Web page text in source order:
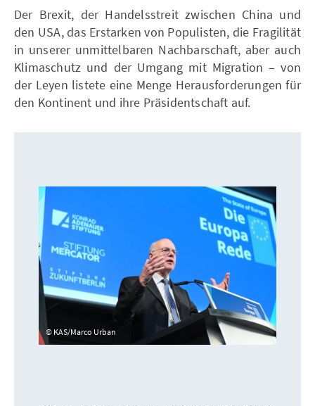
Der Brexit, der Handelsstreit zwischen China und
den USA, das Erstarken von Populisten, die Fragilität
in unserer unmittelbaren Nachbarschaft, aber auch
Klimaschutz und der Umgang mit Migration – von
der Leyen listete eine Menge Herausforderungen für
den Kontinent und ihre Präsidentschaft auf.
KAS/Marco Urban